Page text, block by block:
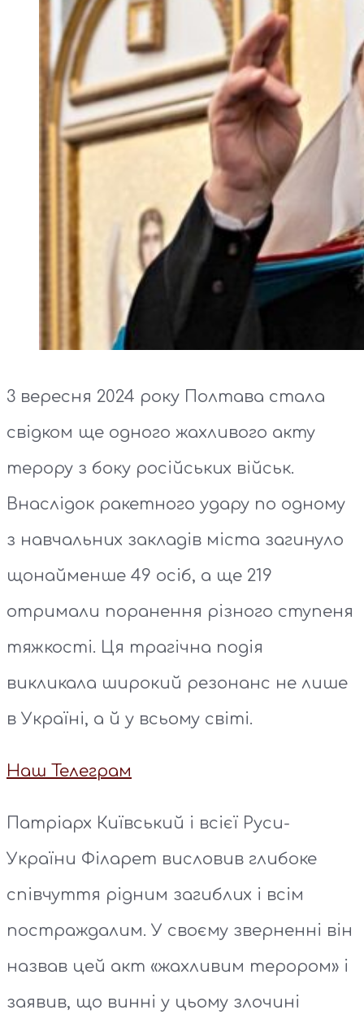
3 вересня 2024 року Полтава стала
свідком ще одного жахливого акту
терору з боку російських військ.
Внаслідок ракетного удару по одному
з навчальних закладів міста загинуло
щонайменше 49 осіб, а ще 219
отримали поранення різного ступеня
тяжкості. Ця трагічна подія
викликала широкий резонанс не лише
в Україні, а й у всьому світі.
Наш Телеграм
Патріарх Київський і всієї Руси-
України Філарет висловив глибоке
співчуття рідним загиблих і всім
постраждалим. У своєму зверненні він
назвав цей акт «жахливим терором» і
заявив, що винні у цьому злочині